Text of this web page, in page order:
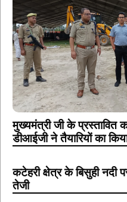
मुख्यमंत्री जी के प्रस्तावित
डीआईजी ने तैयारियों का
कटेहरी क्षेत्र के बिसुही नदी
तेजी